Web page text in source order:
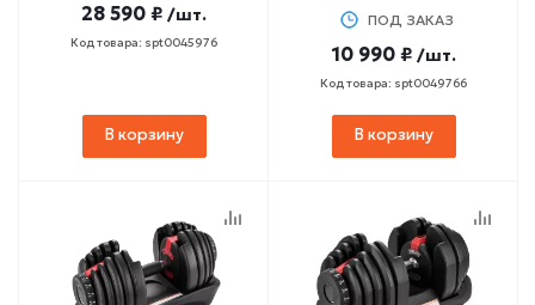
28 590 ₽ /шт.
Код товара: spt0045976
В корзину
ПОД ЗАКАЗ
10 990 ₽ /шт.
Код товара: spt0049766
В корзину